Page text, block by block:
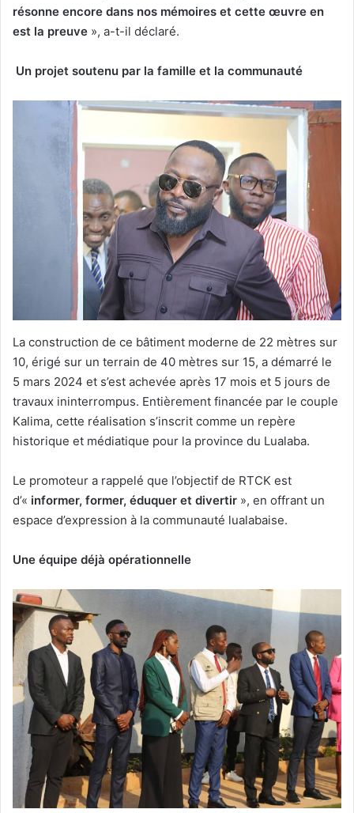
résonne encore dans nos mémoires et cette œuvre en
est la preuve », a-t-il déclaré.
Un projet soutenu par la famille et la communauté
La construction de ce bâtiment moderne de 22 mètres sur
10, érigé sur un terrain de 40 mètres sur 15, a démarré le
5 mars 2024 et s’est achevée après 17 mois et 5 jours de
travaux ininterrompus. Entièrement financée par le couple
Kalima, cette réalisation s’inscrit comme un repère
historique et médiatique pour la province du Lualaba.
Le promoteur a rappelé que l’objectif de RTCK est
d’« informer, former, éduquer et divertir », en offrant un
espace d’expression à la communauté lualabaise.
Une équipe déjà opérationnelle